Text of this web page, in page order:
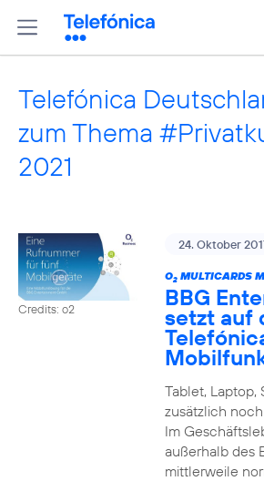
Telefónica
zum Thema
2021
Credits: o2
24. Oktober
O2MULTICARDS
BBG
setzt auf
Tablet, Laptop,
zusätzlich
Im
außerhalb des
mittlerweile